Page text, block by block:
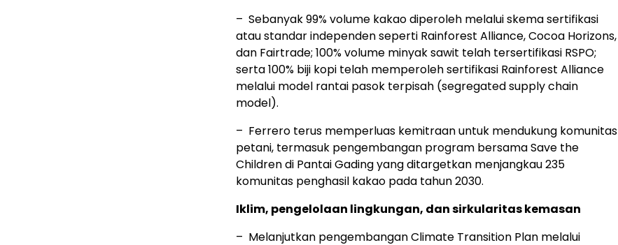
– Sebanyak 99% volume kakao diperoleh melalui skema sertifikasi
atau standar independen seperti Rainforest Alliance, Cocoa Horizons,
dan Fairtrade; 100% volume minyak sawit telah tersertifikasi RSPO;
serta 100% biji kopi telah memperoleh sertifikasi Rainforest Alliance
melalui model rantai pasok terpisah (segregated supply chain
model).
– Ferrero terus memperluas kemitraan untuk mendukung komunitas
petani, termasuk pengembangan program bersama Save the
Children di Pantai Gading yang ditargetkan menjangkau 235
komunitas penghasil kakao pada tahun 2030.
Iklim, pengelolaan lingkungan, dan sirkularitas kemasan
– Melanjutkan pengembangan Climate Transition Plan melalui